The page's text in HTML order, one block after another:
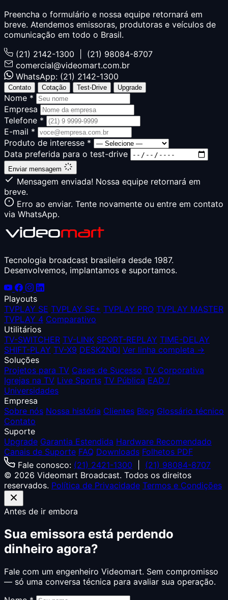
Preencha o formulário e nossa equipe retornará em
breve. Atendemos emissoras, produtoras e veículos de
comunicação em todo o Brasil.
(21) 2142-1300 | (21) 98084-8707
comercial@videomart.com.br
WhatsApp: (21) 2142-1300
Contato Cotação Test-Drive Upgrade
Nome *
Empresa
Telefone *
E-mail *
Produto de interesse *
Data preferida para o test-drive
Enviar mensagem
Mensagem enviada! Nossa equipe retornará em
breve.
Erro ao enviar. Tente novamente ou entre em contato
via WhatsApp.
Tecnologia broadcast brasileira desde 1987.
Desenvolvemos, implantamos e suportamos.
Playouts
TVPLAY SE TVPLAY SE+ TVPLAY PRO TVPLAY MASTER
TVPLAY 4 Comparativo
Utilitários
TV-SWITCHER TV-LINK SPORT-REPLAY TIME-DELAY
SHIFT-PLAY TV-X9 DESK2NDI Ver linha completa →
Soluções
Projetos para TV Cases de Sucesso TV Corporativa
Igrejas na TV Live Sports TV Pública EAD /
Universidades
Empresa
Sobre nós Nossa história Clientes Blog Glossário técnico
Contato
Suporte
Upgrade Garantia Estendida Hardware Recomendado
Canais de Suporte FAQ Downloads Folhetos PDF
Fale conosco: (21) 2421-1300
(21) 98084-8707
© 2026 Videomart Broadcast. Todos os direitos
reservados. Política de Privacidade Termos e Condições
Antes de ir embora
Sua emissora está perdendo
dinheiro agora?
Fale com um engenheiro Videomart. Sem compromisso
— só uma conversa técnica para avaliar sua operação.